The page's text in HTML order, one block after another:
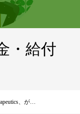
・給付
、が…